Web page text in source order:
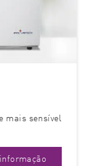
mais sensível